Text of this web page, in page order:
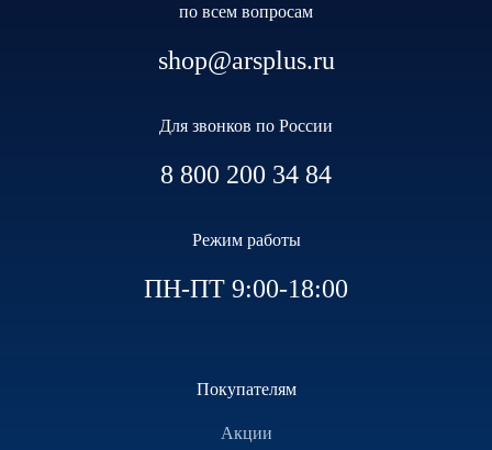
по всем вопросам
shop@arsplus.ru
Для звонков по России
8 800 200 34 84
Режим работы
ПН-ПТ 9:00-18:00
Покупателям
Акции